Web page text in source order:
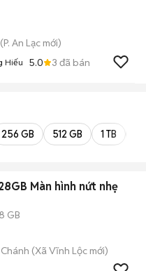
(P. An Lạc mới)
Hiếu 5.0 3 đã bán
256 GB 512 GB 1 TB
Màn hình nứt nhẹ
GB
(Xã Vĩnh Lộc mới)